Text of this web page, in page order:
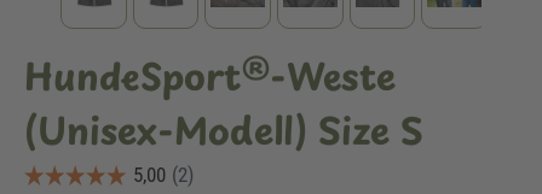
HundeSport®-Weste
(Unisex-Modell) Size S